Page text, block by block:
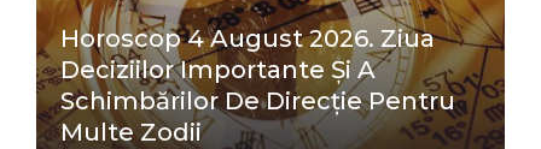
Horoscop 4 August 2026. Ziua
Deciziilor Importante Și A
Schimbărilor De Direcție Pentru
Multe Zodii